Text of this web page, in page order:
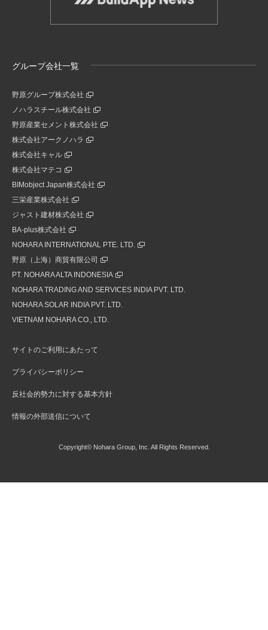
グループ会社一覧
野原グループ株式会社
ノハラスチール株式会社
野原産業セメント株式会社
株式会社アークノハラ
株式会社キャル
株式会社マテコ
BIMobject Japan株式会社
三栄産業株式会社
ジャスト建材株式会社
BA-plus株式会社
NOHARA INTERNATIONAL PTE. LTD.
野原（上海）商貿有限公司
PT. NOHARA ALTA INDONESIA
NOHARA TRADING AND SERVICES INDIA PVT. LTD.
NOHARA SOLAR INDIA PVT. LTD.
VIETNAM NOHARA CO., LTD.
サイトのご利用にあたって
プライバシーポリシー
反社会的勢力に対する基本方針
情報の外部送信について
Copyright© Nohara Group, Inc. All Rights Reserved.